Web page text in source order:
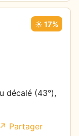
☀️ 17%
décalé (43°),
↗ Partager